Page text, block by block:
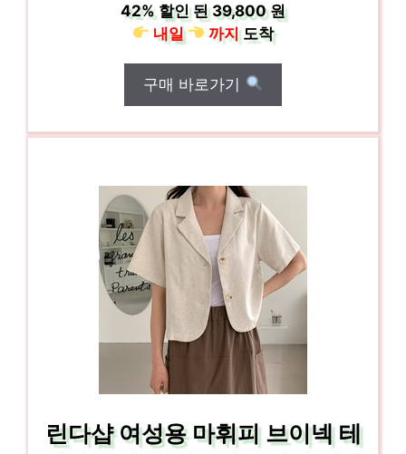
42% 할인 된39,800 원
내일
까지도착
구매 바로가기
린다샵 여성용 마휘피 브이넥 테